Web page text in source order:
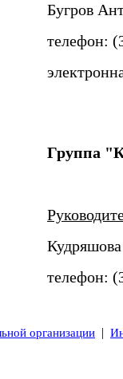
Бугров
телефон:
Группа
телефон:
организации |